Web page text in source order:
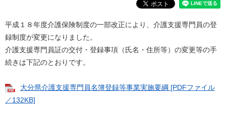
平成１８年度介護保険制度の一部改正により、介護支援専門員の登
録制度が変更になりました。
介護支援専門員証の交付・登録事項（氏名・住所等）の変更等の手
続きは下記のとおりです。
大分県介護支援専門員名簿登録等事業実施要綱 [PDFファイル
／132KB]